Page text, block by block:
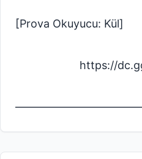
[Prova Okuyucu: Kül]
https://